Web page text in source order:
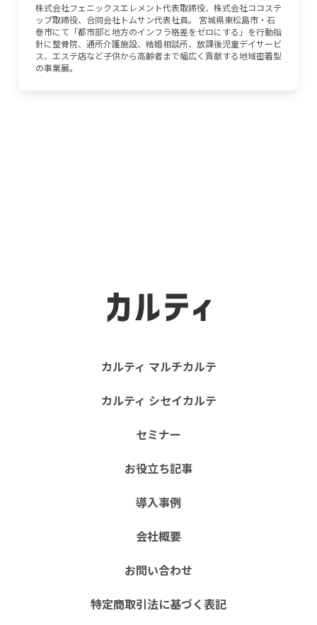
株式会社フェニックスエレメント代表取締役、株式会社ココステ
ップ取締役、合同会社トムサン代表社員。 宮城県東松島市・石
巻市にて「都市部と地方のインフラ格差をゼロにする」を行動指
針に整骨院、通所介護施設、結婚相談所、放課後児童デイサービ
ス、エステ店など子供から高齢者まで幅広く貢献する地域密着型
の事業展。
カルティ マルチカルテ
カルティ シセイカルテ
セミナー
お役立ち記事
導入事例
会社概要
お問い合わせ
特定商取引法に基づく表記